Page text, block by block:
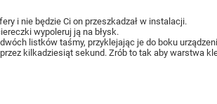
i nie będzie Ci on przeszkadzał w instalacji.
wypoleruj ją na błysk.
listków taśmy, przyklejając je do boku
kilkadziesiąt sekund. Zrób to tak aby warstwa